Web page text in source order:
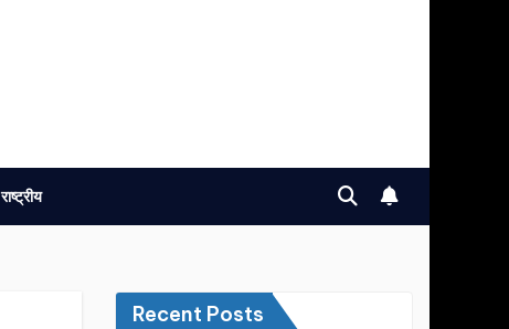
राष्ट्रीय
Recent Posts